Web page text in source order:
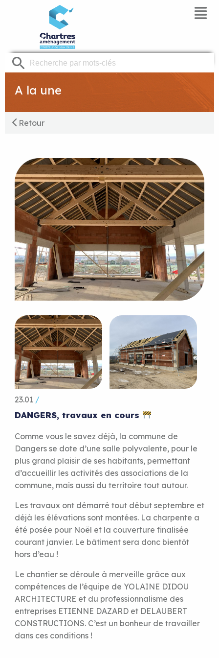
A la une
Retour
23.01 /
DANGERS, travaux en cours
Comme vous le savez déjà, la commune de
Dangers se dote d’une salle polyvalente, pour le
plus grand plaisir de ses habitants, permettant
d’accueillir les activités des associations de la
commune, mais aussi du territoire tout autour.
Les travaux ont démarré tout début septembre et
déjà les élévations sont montées. La charpente a
été posée pour Noël et la couverture finalisée
courant janvier. Le bâtiment sera donc bientôt
hors d’eau !
Le chantier se déroule à merveille grâce aux
compétences de l’équipe de YOLAINE DIDOU
ARCHITECTURE et du professionnalisme des
entreprises ETIENNE DAZARD et DELAUBERT
CONSTRUCTIONS. C’est un bonheur de travailler
dans ces conditions !
Panneau de gestion des cookies